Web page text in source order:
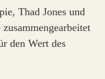
Thad Jones und
den Wert des